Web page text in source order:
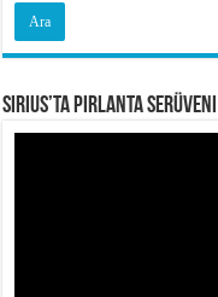
Sirius’ta Pırlanta Serüveni